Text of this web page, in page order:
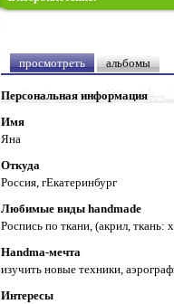
просмотреть альбомы
Персональная информация
Имя
Яна
Откуда
Россия, гЕкатеринбург
Любимые виды handmade
Роспись по ткани, (акрил, ткань:
Handma-мечта
изучить новые техники,
Интересы